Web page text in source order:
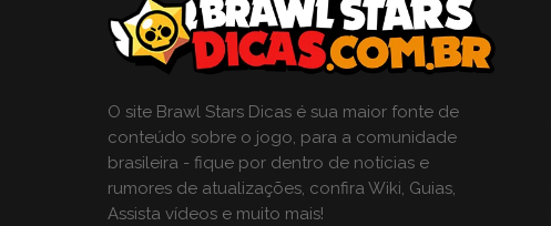
O site Brawl Stars Dicas é sua maior fonte de
conteúdo sobre o jogo, para a comunidade
brasileira - fique por dentro de notícias e
rumores de atualizações, confira Wiki, Guias,
Assista vídeos e muito mais!